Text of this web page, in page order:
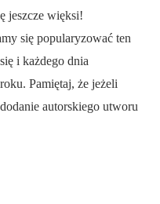
jeszcze więksi!
się popularyzować ten
i każdego dnia
roku. Pamiętaj, że jeżeli
autorskiego utworu